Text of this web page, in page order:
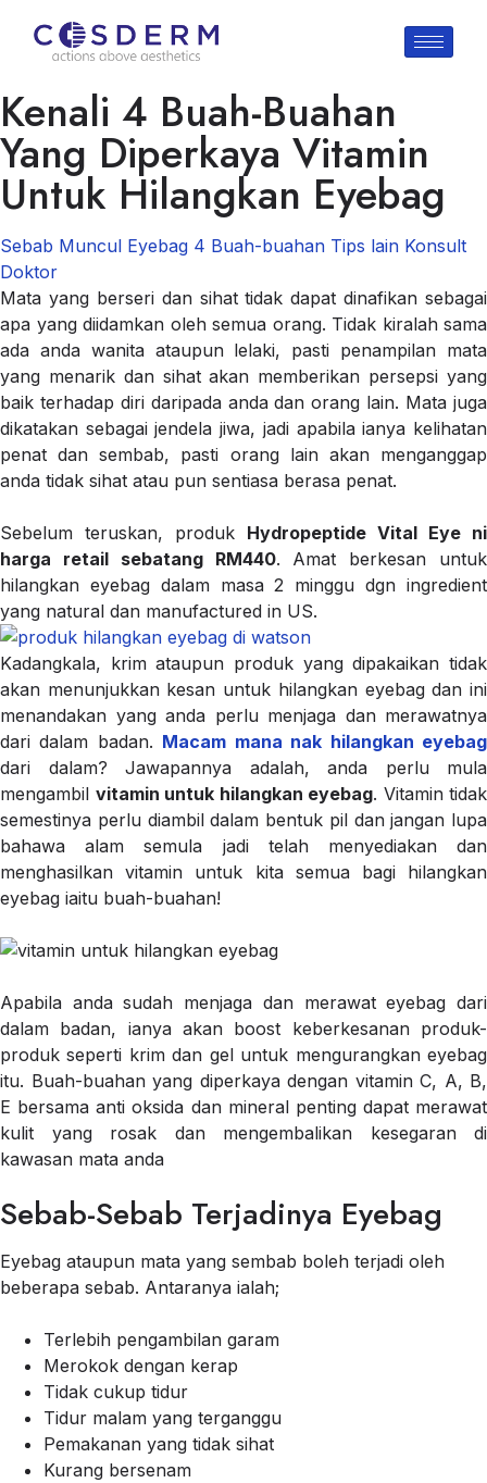
Kenali 4 Buah-Buahan
Yang Diperkaya Vitamin
Untuk Hilangkan Eyebag
Sebab Muncul Eyebag 4 Buah-buahan Tips lain Konsult
Doktor
Mata yang berseri dan sihat tidak dapat dinafikan sebagai
apa yang diidamkan oleh semua orang. Tidak kiralah sama
ada anda wanita ataupun lelaki, pasti penampilan mata
yang menarik dan sihat akan memberikan persepsi yang
baik terhadap diri daripada anda dan orang lain. Mata juga
dikatakan sebagai jendela jiwa, jadi apabila ianya kelihatan
penat dan sembab, pasti orang lain akan menganggap
anda tidak sihat atau pun sentiasa berasa penat.
Sebelum teruskan, produk Hydropeptide Vital Eye ni
harga retail sebatang RM440. Amat berkesan untuk
hilangkan eyebag dalam masa 2 minggu dgn ingredient
yang natural dan manufactured in US.
Kadangkala, krim ataupun produk yang dipakaikan tidak
akan menunjukkan kesan untuk hilangkan eyebag dan ini
menandakan yang anda perlu menjaga dan merawatnya
dari dalam badan. Macam mana nak hilangkan eyebag
dari dalam? Jawapannya adalah, anda perlu mula
mengambil vitamin untuk hilangkan eyebag. Vitamin tidak
semestinya perlu diambil dalam bentuk pil dan jangan lupa
bahawa alam semula jadi telah menyediakan dan
menghasilkan vitamin untuk kita semua bagi hilangkan
eyebag iaitu buah-buahan!
Apabila anda sudah menjaga dan merawat eyebag dari
dalam badan, ianya akan boost keberkesanan produk-
produk seperti krim dan gel untuk mengurangkan eyebag
itu. Buah-buahan yang diperkaya dengan vitamin C, A, B,
E bersama anti oksida dan mineral penting dapat merawat
kulit yang rosak dan mengembalikan kesegaran di
kawasan mata anda
Sebab-Sebab Terjadinya Eyebag
Eyebag ataupun mata yang sembab boleh terjadi oleh
beberapa sebab. Antaranya ialah;
Terlebih pengambilan garam
Merokok dengan kerap
Tidak cukup tidur
Tidur malam yang terganggu
Pemakanan yang tidak sihat
Kurang bersenam